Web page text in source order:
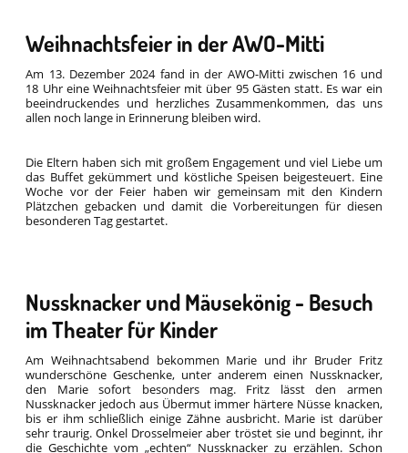
Weihnachtsfeier in der AWO-Mitti
Am 13. Dezember 2024 fand in der AWO-Mitti zwischen 16 und
18 Uhr eine Weihnachtsfeier mit über 95 Gästen statt. Es war ein
beeindruckendes und herzliches Zusammenkommen, das uns
allen noch lange in Erinnerung bleiben wird.
Die Eltern haben sich mit großem Engagement und viel Liebe um
das Buffet gekümmert und köstliche Speisen beigesteuert. Eine
Woche vor der Feier haben wir gemeinsam mit den Kindern
Plätzchen gebacken und damit die Vorbereitungen für diesen
besonderen Tag gestartet.
Nussknacker und Mäusekönig - Besuch
im Theater für Kinder
Am Weihnachtsabend bekommen Marie und ihr Bruder Fritz
wunderschöne Geschenke, unter anderem einen Nussknacker,
den Marie sofort besonders mag. Fritz lässt den armen
Nussknacker jedoch aus Übermut immer härtere Nüsse knacken,
bis er ihm schließlich einige Zähne ausbricht. Marie ist darüber
sehr traurig. Onkel Drosselmeier aber tröstet sie und beginnt, ihr
die Geschichte vom „echten“ Nussknacker zu erzählen. Schon